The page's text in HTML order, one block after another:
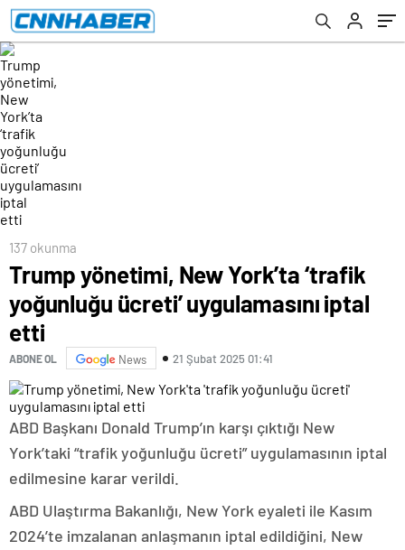
137 okunma
Trump yönetimi, New York’ta ‘trafik
yoğunluğu ücreti’ uygulamasını iptal
etti
ABONE OL News 21 Şubat 2025 01:41
ABD Başkanı Donald Trump’ın karşı çıktığı New
York’taki “trafik yoğunluğu ücreti” uygulamasının iptal
edilmesine karar verildi.
ABD Ulaştırma Bakanlığı, New York eyaleti ile Kasım
2024’te imzalanan anlaşmanın iptal edildiğini, New